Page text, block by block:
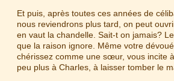
Et puis, après toutes ces années de
nous reviendrons plus tard, on peut
en vaut la chandelle. Sait-t on jamais?
que la raison ignore. Même votre
chérissez comme une sœur, vous incite
peu plus à Charles, à laisser tomber le